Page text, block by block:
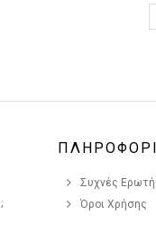
Συχνές
Όροι Χρήσης